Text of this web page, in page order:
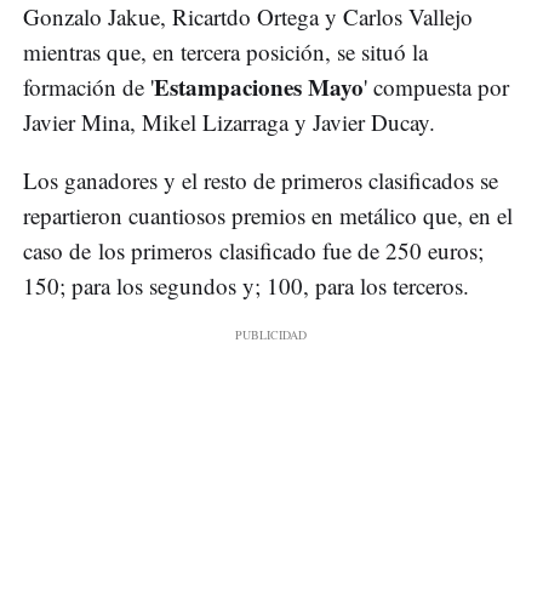
Gonzalo Jakue, Ricartdo Ortega y Carlos Vallejo
mientras que, en tercera posición, se situó la
formación de 'Estampaciones Mayo' compuesta por
Javier Mina, Mikel Lizarraga y Javier Ducay.
Los ganadores y el resto de primeros clasificados se
repartieron cuantiosos premios en metálico que, en el
caso de los primeros clasificado fue de 250 euros;
150; para los segundos y; 100, para los terceros.